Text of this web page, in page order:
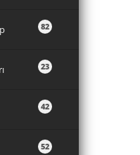
82
23
42
52